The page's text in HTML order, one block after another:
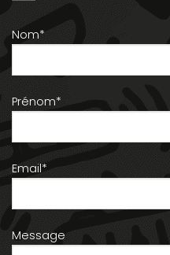
Nom*
Prénom*
Email*
Message